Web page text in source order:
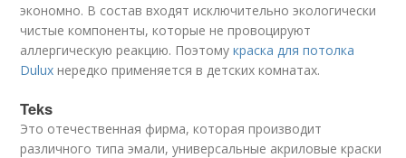
экономно. В состав входят исключительно экологически
чистые компоненты, которые не провоцируют
аллергическую реакцию. Поэтомукраска для потолка
Dulux нередко применяется в детских комнатах.
Teks
Это отечественная фирма, которая производит
различного типа эмали, универсальные акриловые краски